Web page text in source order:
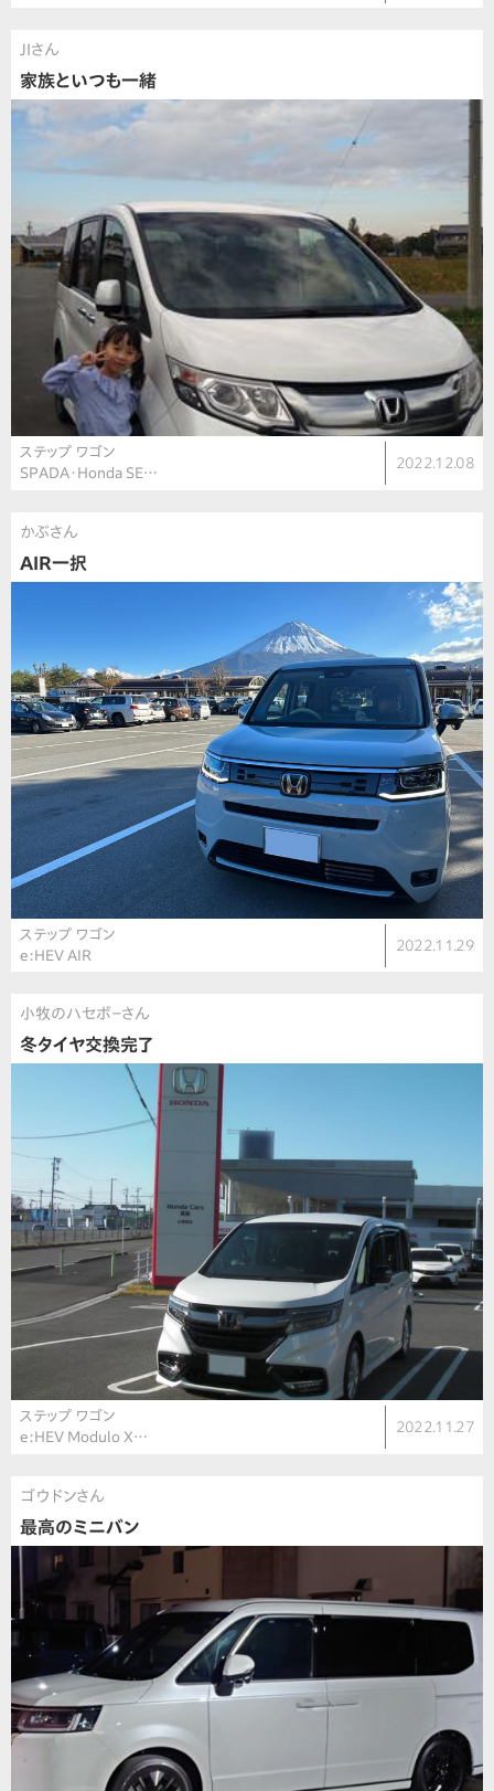
JIさん
家族といつも一緒
ステップ ワゴン
SPADA・Honda SE…
2022.12.08
かぶさん
AIR一択
ステップ ワゴン
e:HEV AIR
2022.11.29
小牧のハセボ－さん
冬タイヤ交換完了
ステップ ワゴン
e:HEV Modulo X…
2022.11.27
ゴウドンさん
最高のミニバン